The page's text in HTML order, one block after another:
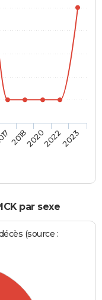
2018202020222023
par sexe
(source :